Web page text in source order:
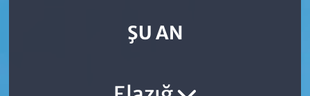
ŞU AN
Son Dakika Haberleri